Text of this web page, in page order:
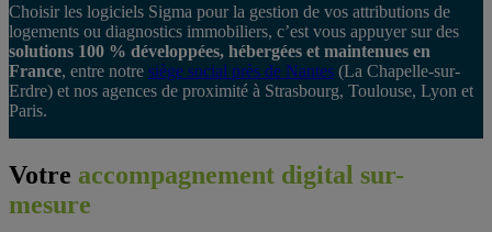
Choisir les logiciels Sigma pour la gestion de vos attributions de
logements ou diagnostics immobiliers, c’est vous appuyer sur des
solutions 100 % développées, hébergées et maintenues en
France, entre notre siège social près de Nantes (La Chapelle-sur-
Erdre) et nos agences de proximité à Strasbourg, Toulouse, Lyon et
Paris.
Votre accompagnement digital sur-
mesure